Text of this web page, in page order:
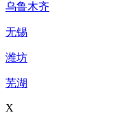
乌鲁木齐
无锡
潍坊
芜湖
X